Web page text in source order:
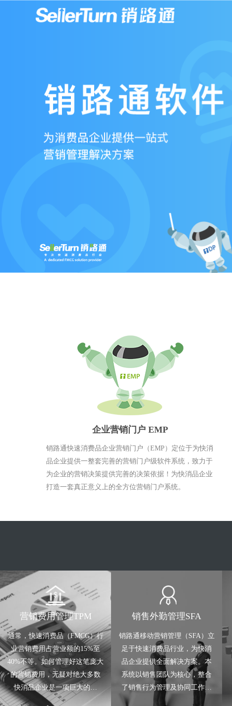
企业营销门户 EMP
销路通快速消费品企业营销门户（EMP）定位于为快消
品企业提供一整套完善的营销门户级软件系统，致力于
为企业的营销决策提供完善的决策依据！为快消品企业
打造一套真正意义上的全方位营销门户系统。
营销费用管理TPM
通常，快速消费品（FMCG）行
业营销费用占营业额的15%至
40%不等。如何管理好这笔庞大
的营销费用，无疑对绝大多数
快消品企业是一项巨大的挑
战。很多快消企业虽已引入
销售外勤管理SFA
销路通移动营销管理（SFA）立
足于快速消费品行业，为快消
品企业提供全面解决方案。本
系统以销售团队为核心，整合
了销售行为管理及协同工作等
功能，能帮助销售人员极大的